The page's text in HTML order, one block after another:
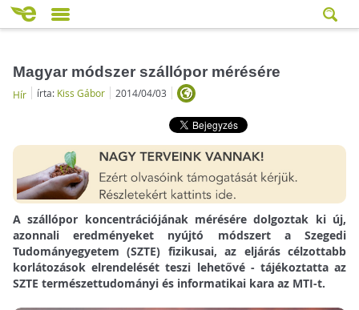
Magyar módszer szállópor mérésére
Hír írta: Kiss Gábor 2014/04/03
A szállópor koncentrációjának mérésére dolgoztak ki új,
azonnali eredményeket nyújtó módszert a Szegedi
Tudományegyetem (SZTE) fizikusai, az eljárás célzottabb
korlátozások elrendelését teszi lehetővé - tájékoztatta az
SZTE természettudományi és informatikai kara az MTI-t.